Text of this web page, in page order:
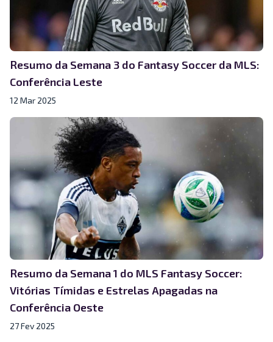
Resumo da Semana 3 do Fantasy Soccer da MLS:
Conferência Leste
12 Mar 2025
Resumo da Semana 1 do MLS Fantasy Soccer:
Vitórias Tímidas e Estrelas Apagadas na
Conferência Oeste
27 Fev 2025